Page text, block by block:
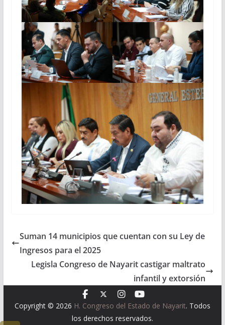
Suman 14 municipios que cuentan con su Ley de
Ingresos para el 2025
Legisla Congreso de Nayarit castigar maltrato
infantil y extorsión
Copyright © 2026 H. Congreso del Estado de Nayarit. Todos
los derechos reservados.